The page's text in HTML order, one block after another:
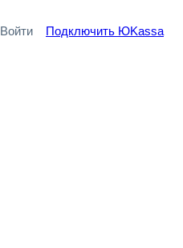
Войти Подключить ЮKassa